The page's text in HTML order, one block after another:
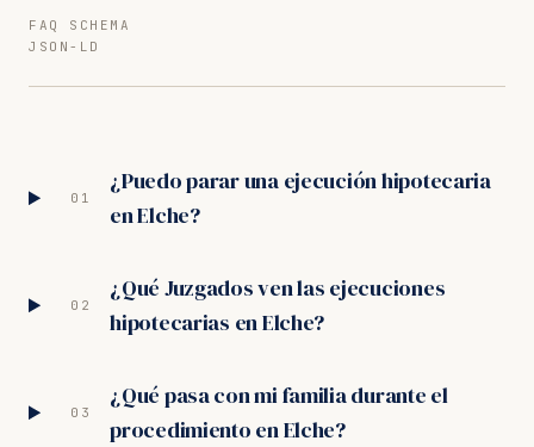
FAQ SCHEMA
JSON-LD
01
¿Puedo parar una ejecución hipotecaria
en Elche?
02
¿Qué Juzgados ven las ejecuciones
hipotecarias en Elche?
03
¿Qué pasa con mi familia durante el
procedimiento en Elche?